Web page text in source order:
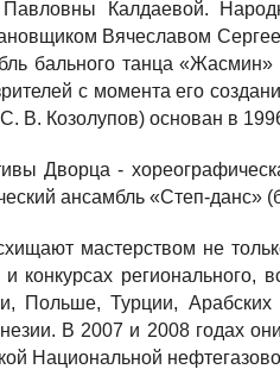
Калдаевой.
Вячеславом
бального тан­ца
с момента его
В. Ко­золупов) основан в
Дворца -
ан­самбль «Степ-данс»
мастер­ством не
конкурсах регионального,
Поль­ше, Турции,
В 2007 и 2008 годах
Национальной